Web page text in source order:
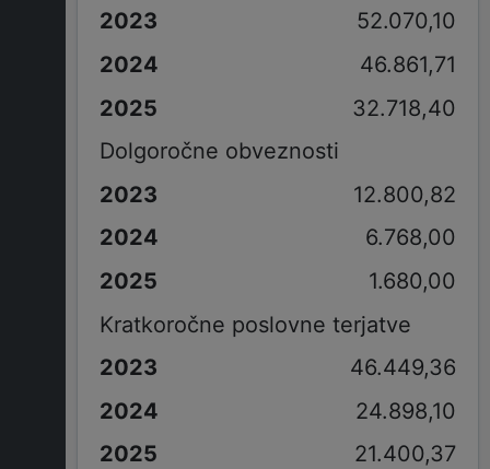
52.070,10
46.861,71
32.718,40
Dolgoročne obveznosti
12.800,82
6.768,00
1.680,00
Kratkoročne poslovne terjatve
46.449,36
24.898,10
21.400,37